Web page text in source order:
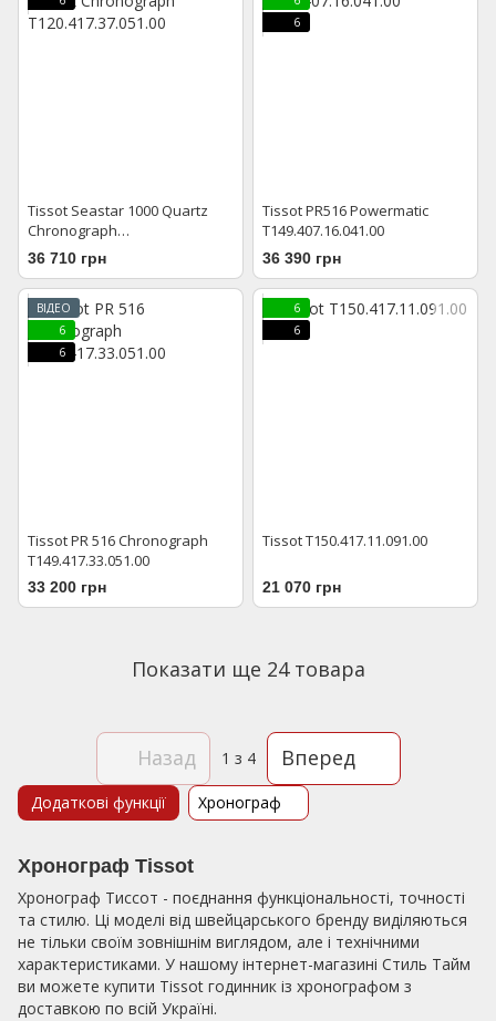
Tissot Seastar 1000 Quartz
Chronograph
T120.417.37.051.00
36 710 грн
6
Tissot PR516 Powermatic
T149.407.16.041.00
36 390 грн
ВІДЕО
6
6
Tissot PR 516 Chronograph
T149.417.33.051.00
33 200 грн
6
6
Tissot T150.417.11.091.00
21 070 грн
Показати ще 24 товара
Назад 1 з 4 Вперед
Хронограф Tissot
Хронограф Тиссот - поєднання функціональності, точності
та стилю. Ці моделі від швейцарського бренду виділяються
не тільки своїм зовнішнім виглядом, але і технічними
характеристиками. У нашому інтернет-магазині Стиль Тайм
ви можете купити Tissot годинник із хронографом з
доставкою по всій Україні.
Додаткові функції Хронограф